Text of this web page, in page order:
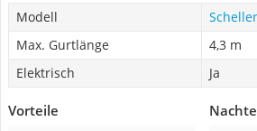
Modell
Max. Gurtlänge
4,3 m
Elektrisch
Ja
Vorteile